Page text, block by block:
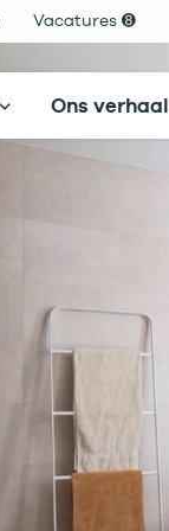
Vacatures ➑
Ons verhaal